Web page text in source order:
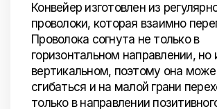
Конвейер изготовлен из
проволоки, которая взаимно
Проволока согнута не только в
горизонтальном направлении, но
вертикальном, поэтому она
сгибаться и на малой грани
только в направлении